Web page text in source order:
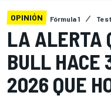
OPINIÓN Fórmula 1
LA ALERTA
BULL HACE
2026 QUE